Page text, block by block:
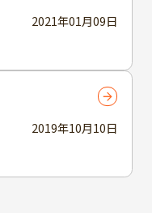
2021年01月09日
2019年10月10日